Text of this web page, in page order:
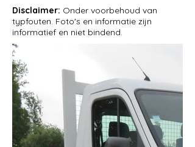
Disclaimer: Onder voorbehoud van
typfouten. Foto's en informatie zijn
informatief en niet bindend.